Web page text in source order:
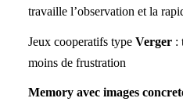
travaille l’observation et la
Jeux cooperatifs type Verger :
moins de frustration
Memory avec images